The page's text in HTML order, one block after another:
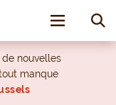
Toggle
nouvelles
manque